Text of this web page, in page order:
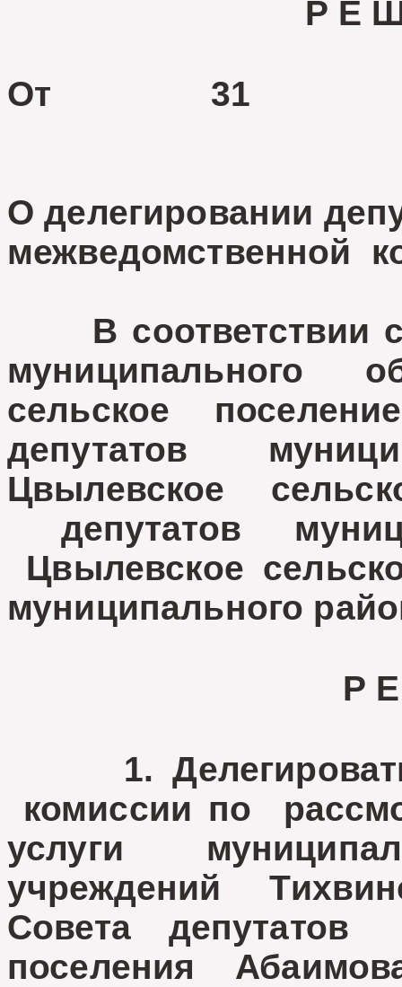
Р Е
От 31
О делегировании
межведомственной
В соответствии с
муниципального
сельское
депутатов
Цвылевское
депутатов
Цвылевское
муниципального
Р
1. Делегировать
комиссии по
услуги
учреждений
Совета депутатов
поселения